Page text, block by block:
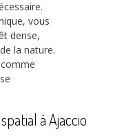
vous
dense,
la nature.
comme
à Ajaccio